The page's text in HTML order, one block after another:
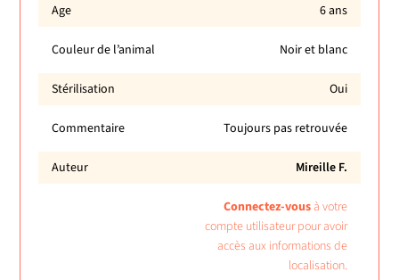
Age 6 ans
Couleur de l’animal Noir et blanc
Stérilisation Oui
Commentaire Toujours pas retrouvée
Auteur Mireille F.
Connectez-vousà votre
compte utilisateur pour avoir
accès aux informations de
localisation.